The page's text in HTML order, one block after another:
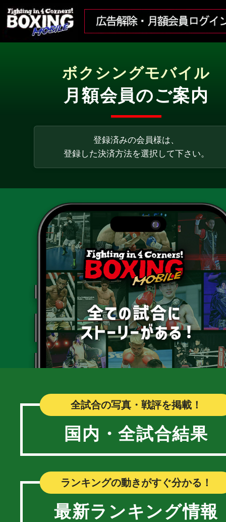
ボクシングモバイル
月額会員のご案内
登録済みの会員様は、
登録した決済方法を選択して下さい。
全試合の写真・戦評を掲載！
国内・全試合結果
ランキングの動きがすぐ分かる！
最新ランキング情報